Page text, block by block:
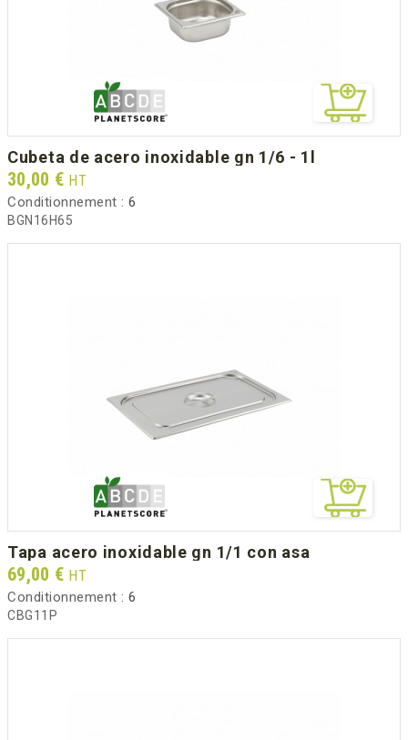
cubeta de acero inoxidable gn 1/6 - 1l
Prix
30,00 € HT
Conditionnement : 6
BGN16H65
tapa acero inoxidable gn 1/1 con asa
Prix
69,00 € HT
Conditionnement : 6
CBG11P